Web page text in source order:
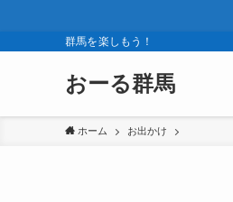
群馬を楽しもう！
おーる群馬
ホーム お出かけ